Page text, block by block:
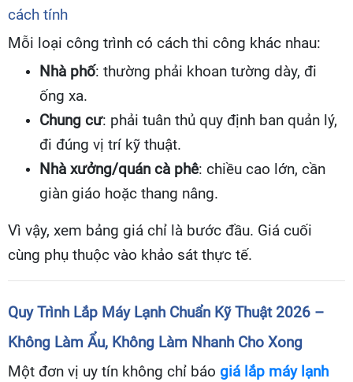
cách tính
Mỗi loại công trình có cách thi công khác nhau:
Nhà phố: thường phải khoan tường dày, đi
ống xa.
Chung cư: phải tuân thủ quy định ban quản lý,
đi đúng vị trí kỹ thuật.
Nhà xưởng/quán cà phê: chiều cao lớn, cần
giàn giáo hoặc thang nâng.
Vì vậy, xem bảng giá chỉ là bước đầu. Giá cuối
cùng phụ thuộc vào khảo sát thực tế.
Quy Trình Lắp Máy Lạnh Chuẩn Kỹ Thuật 2026 –
Không Làm Ẩu, Không Làm Nhanh Cho Xong
Một đơn vị uy tín không chỉ báo giá lắp máy lạnh